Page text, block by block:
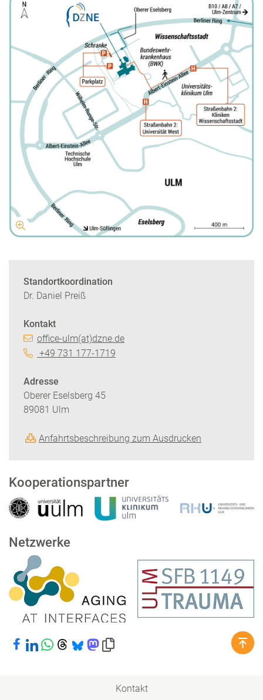
Standortkoordination
Dr. Daniel Preiß
Kontakt
office-ulm(at)dzne.de
+49 731 177-1719
Adresse
Oberer Eselsberg 45
89081 Ulm
Anfahrtsbeschreibung zum Ausdrucken
Kooperationspartner
Netzwerke
Bei Facebook teilen
Bei LinkedIn teilen
Bei WhatsApp teilen
Bei Threads teilen
Bei Bluesky teilen
Bei Mastodon teilen
Link in die Zwischenablage kopieren
Kontakt